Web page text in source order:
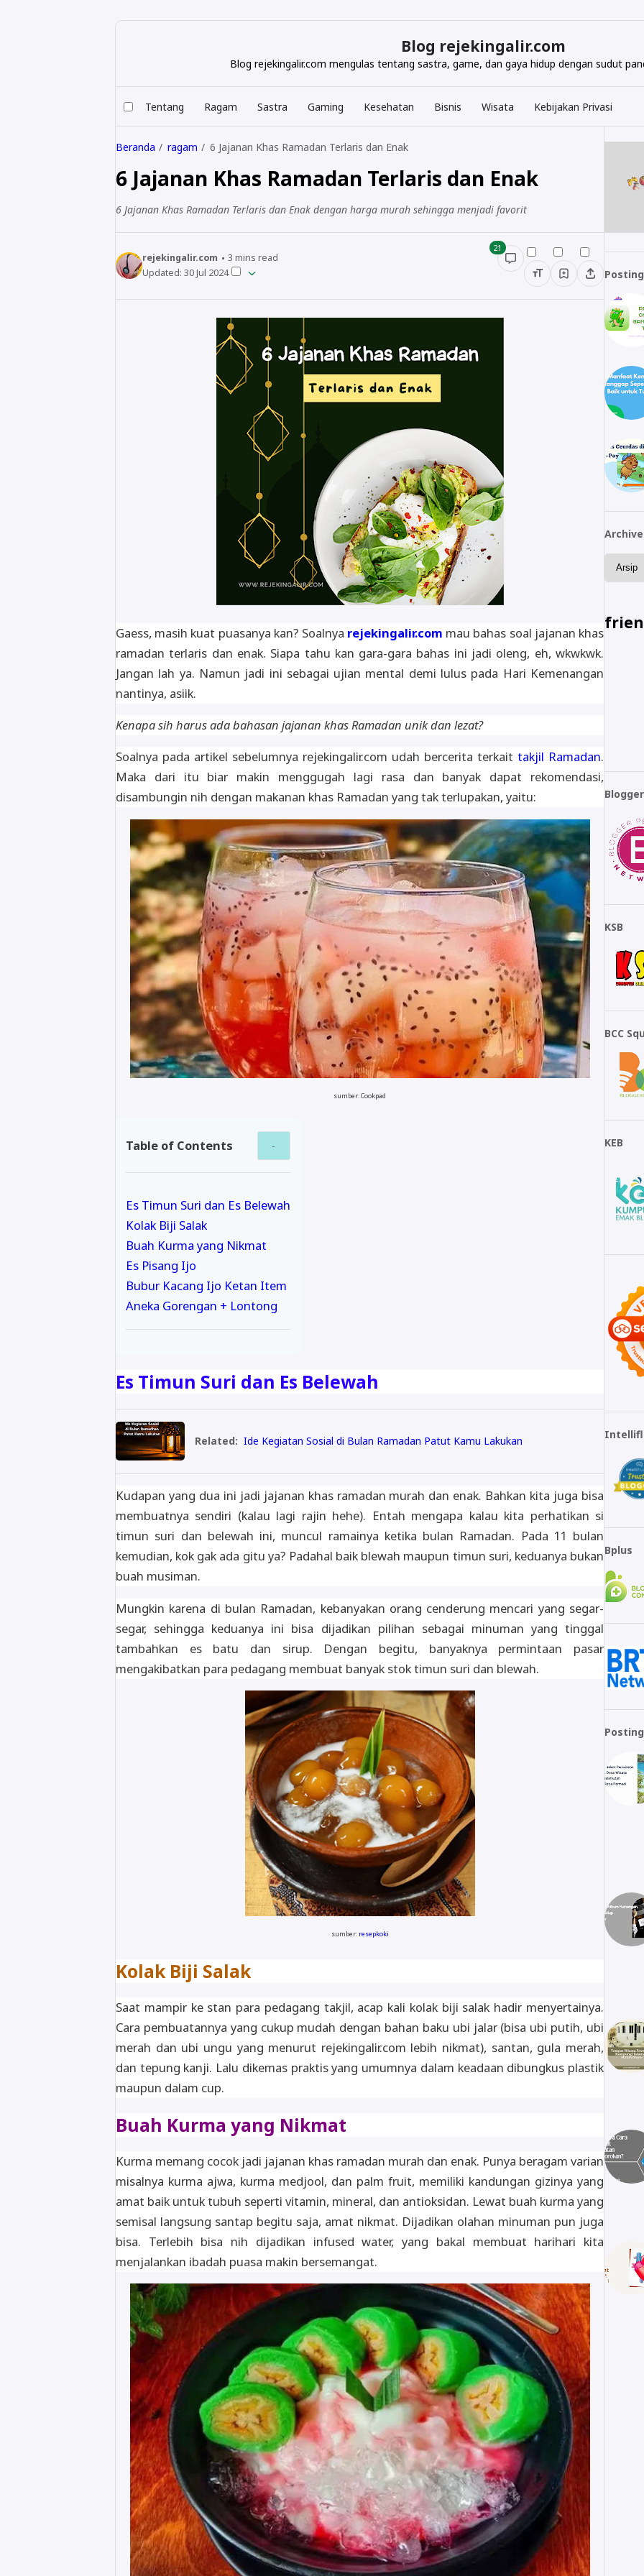
Blog rejekingalir.com
Blog rejekingalir.com mengulas tentang sastra, game, dan gaya hidup dengan sudut
Tentang Ragam Sastra Gaming Kesehatan Bisnis Wisata Kebijakan Privasi
Beranda ragam 6 Jajanan Khas Ramadan Terlaris dan Enak
6 Jajanan Khas Ramadan Terlaris dan Enak
6 Jajanan Khas Ramadan Terlaris dan Enak dengan harga murah sehingga menjadi favorit
rejekingalir.com 3 mins read
Updated: 30 Jul 2024
21
Gaess, masih kuat puasanya kan? Soalnya rejekingalir.com mau bahas soal jajanan khas
ramadan terlaris dan enak. Siapa tahu kan gara-gara bahas ini jadi oleng, eh, wkwkwk.
Jangan lah ya. Namun jadi ini sebagai ujian mental demi lulus pada Hari Kemenangan
nantinya, asiik.
Kenapa sih harus ada bahasan jajanan khas Ramadan unik dan lezat?
Soalnya pada artikel sebelumnya rejekingalir.com udah bercerita terkait takjil Ramadan.
Maka dari itu biar makin menggugah lagi rasa dan banyak dapat rekomendasi,
disambungin nih dengan makanan khas Ramadan yang tak terlupakan, yaitu:
sumber: Cookpad
Table of Contents
Es Timun Suri dan Es Belewah
Kolak Biji Salak
Buah Kurma yang Nikmat
Es Pisang Ijo
Bubur Kacang Ijo Ketan Item
Aneka Gorengan + Lontong
Es Timun Suri dan Es Belewah
Related: Ide Kegiatan Sosial di Bulan Ramadan Patut Kamu Lakukan
Kudapan yang dua ini jadi jajanan khas ramadan murah dan enak. Bahkan kita juga bisa
membuatnya sendiri (kalau lagi rajin hehe). Entah mengapa kalau kita perhatikan si
timun suri dan belewah ini, muncul ramainya ketika bulan Ramadan. Pada 11 bulan
kemudian, kok gak ada gitu ya? Padahal baik blewah maupun timun suri, keduanya bukan
buah musiman.
Mungkin karena di bulan Ramadan, kebanyakan orang cenderung mencari yang segar-
segar, sehingga keduanya ini bisa dijadikan pilihan sebagai minuman yang tinggal
tambahkan es batu dan sirup. Dengan begitu, banyaknya permintaan pasar
mengakibatkan para pedagang membuat banyak stok timun suri dan blewah.
sumber: resepkoki
Kolak Biji Salak
Saat mampir ke stan para pedagang takjil, acap kali kolak biji salak hadir menyertainya.
Cara pembuatannya yang cukup mudah dengan bahan baku ubi jalar (bisa ubi putih, ubi
merah dan ubi ungu yang menurut rejekingalir.com lebih nikmat), santan, gula merah,
dan tepung kanji. Lalu dikemas praktis yang umumnya dalam keadaan dibungkus plastik
maupun dalam cup.
Buah Kurma yang Nikmat
Kurma memang cocok jadi jajanan khas ramadan murah dan enak. Punya beragam varian
misalnya kurma ajwa, kurma medjool, dan palm fruit, memiliki kandungan gizinya yang
amat baik untuk tubuh seperti vitamin, mineral, dan antioksidan. Lewat buah kurma yang
semisal langsung santap begitu saja, amat nikmat. Dijadikan olahan minuman pun juga
bisa. Terlebih bisa nih dijadikan infused water, yang bakal membuat harihari kita
menjalankan ibadah puasa makin bersemangat.
Archive
KSB
BCC
KEB
Bplus